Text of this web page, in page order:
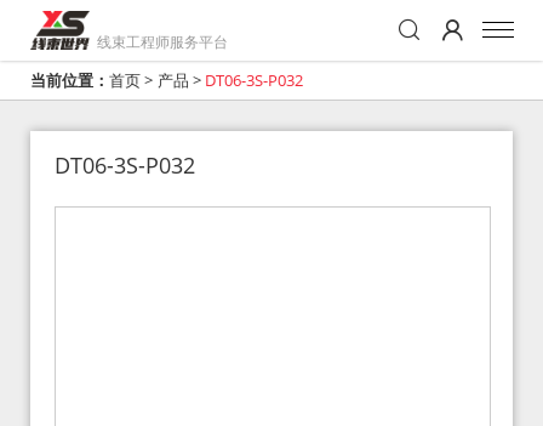
线束工程师服务平台
当前位置： 首页> 产品 > DT06-3S-P032
DT06-3S-P032